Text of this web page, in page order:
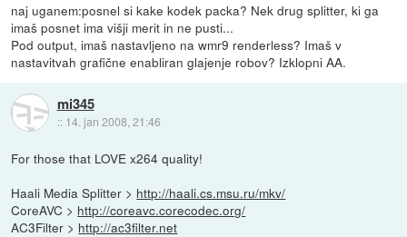
naj uganem:posnel si kake kodek packa? Nek drug splitter, ki ga
imaš posnet ima višji merit in ne pusti...
Pod output, imaš nastavljeno na wmr9 renderless? Imaš v
nastavitvah grafične enabliran glajenje robov? Izklopni AA.
mi345
:: 14. jan 2008, 21:46
For those that LOVE x264 quality!
Haali Media Splitter > http://haali.cs.msu.ru/mkv/
CoreAVC > http://coreavc.corecodec.org/
AC3Filter > http://ac3filter.net